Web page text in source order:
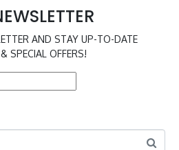
AND STAY UP-TO-DATE
SPECIAL OFFERS!